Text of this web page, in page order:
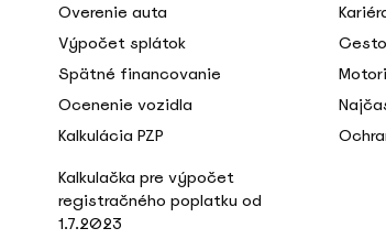
Overenie auta
Výpočet splátok
Spätné financovanie
Ocenenie vozidla
Kalkulácia PZP
Kalkulačka pre výpočet
registračného poplatku od
1.7.2023